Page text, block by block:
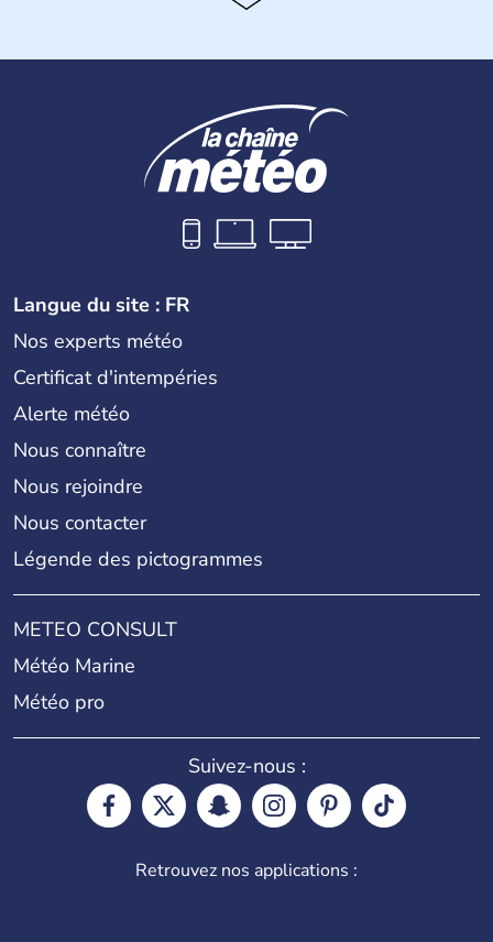
Langue du site : FR
Nos experts météo
Certificat d'intempéries
Alerte météo
Nous connaître
Nous rejoindre
Nous contacter
Légende des pictogrammes
METEO CONSULT
Météo Marine
Météo pro
Suivez-nous :
Retrouvez nos applications :